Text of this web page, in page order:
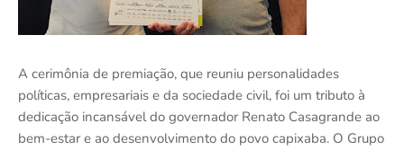
A cerimônia de premiação, que reuniu personalidades
políticas, empresariais e da sociedade civil, foi um tributo à
dedicação incansável do governador Renato Casagrande ao
bem-estar e ao desenvolvimento do povo capixaba. O Grupo